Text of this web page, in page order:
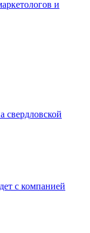
и
свердловской
с компанией